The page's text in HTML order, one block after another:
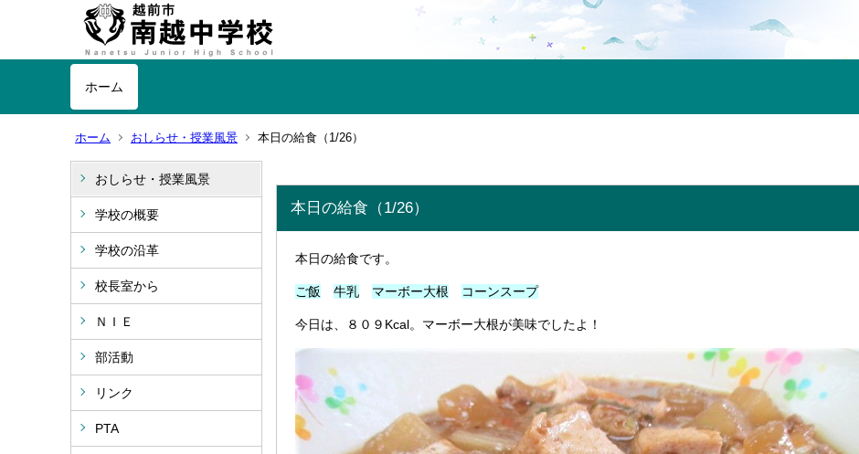
ホーム
ホーム おしらせ・授業風景 本日の給食（1/26）
おしらせ・授業風景
学校の概要
学校の沿革
校長室から
ＮＩＥ
部活動
リンク
PTA
本日の給食（1/26）
本日の給食です。
ご飯 牛乳 マーボー大根 コーンスープ
今日は、８０９Kcal。 マーボー大根が美味でしたよ！